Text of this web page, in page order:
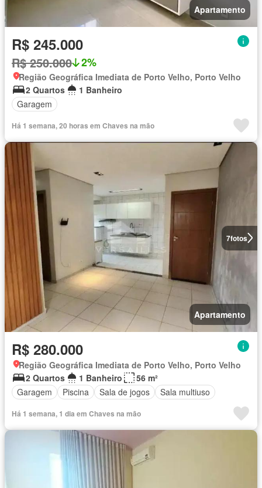
Apartamento
R$ 245.000
R$ 250.000 2%
Região Geográfica Imediata de Porto Velho, Porto Velho
2 Quartos
1 Banheiro
Garagem
Há 1 semana, 20 horas em Chaves na mão
7fotos
Apartamento
R$ 280.000
Região Geográfica Imediata de Porto Velho, Porto Velho
2 Quartos
1 Banheiro
56 m²
Garagem
Piscina Sala de jogos Sala multiuso
Há 1 semana, 1 dia em Chaves na mão